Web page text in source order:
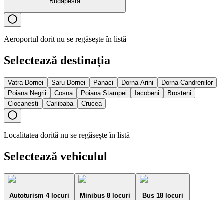
Aeroportul dorit nu se regăsește în listă
Selectează destinația
Vatra Dornei Saru Dornei Panaci Dorna Arini
Dorna Candrenilor
Poiana Negrii
Cosna Poiana Stampei Iacobeni
Brosteni
Ciocanesti
Carlibaba Crucea
Localitatea dorită nu se regăsește în listă
Selectează vehiculul
Autoturism 4 locuri Minibus 8 locuri Bus 18 locuri